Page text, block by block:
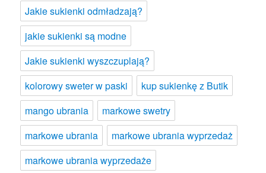
Jakie sukienki odmładzają?
jakie sukienki są modne
Jakie sukienki wyszczuplają?
kolorowy sweter w paski
kup sukienkę z Butik
mango ubrania
markowe swetry
markowe ubrania
markowe ubrania wyprzedaż
markowe ubrania wyprzedaże